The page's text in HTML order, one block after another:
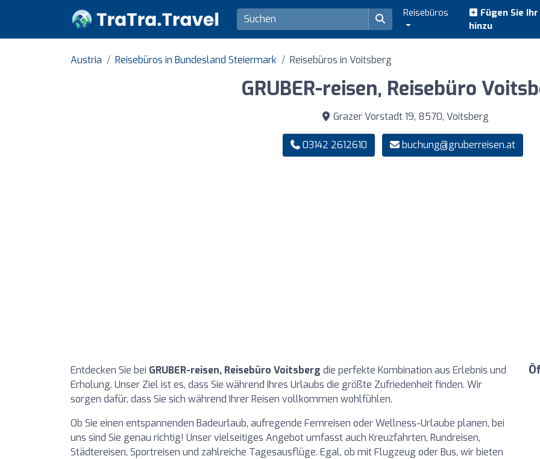
Reisebüros
Fügen Sie
hinzu
Austria Reisebüros in Bundesland Steiermark Reisebüros in Voitsberg
GRUBER-reisen, Reisebüro
Grazer Vorstadt 19, 8570, Voitsberg
03142 2612610 buchung@gruberreisen.at
Entdecken Sie bei GRUBER-reisen, Reisebüro Voitsberg die perfekte Kombination aus Erlebnis und
Erholung. Unser Ziel ist es, dass Sie während Ihres Urlaubs die größte Zufriedenheit finden. Wir
sorgen dafür, dass Sie sich während Ihrer Reisen vollkommen wohlfühlen.
Ob Sie einen entspannenden Badeurlaub, aufregende Fernreisen oder Wellness-Urlaube planen, bei
uns sind Sie genau richtig! Unser vielseitiges Angebot umfasst auch Kreuzfahrten, Rundreisen,
Städtereisen, Sportreisen und zahlreiche Tagesausflüge. Egal, ob mit Flugzeug oder Bus, wir bieten